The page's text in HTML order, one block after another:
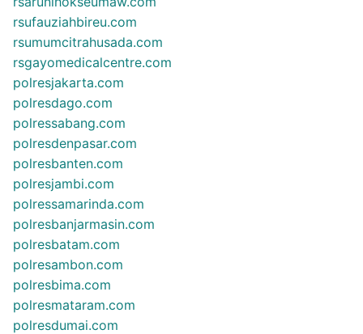
rsufauziahbireu.com
rsumumcitrahusada.com
rsgayomedicalcentre.com
polresjakarta.com
polresdago.com
polressabang.com
polresdenpasar.com
polresbanten.com
polresjambi.com
polressamarinda.com
polresbanjarmasin.com
polresbatam.com
polresambon.com
polresbima.com
polresmataram.com
polresdumai.com